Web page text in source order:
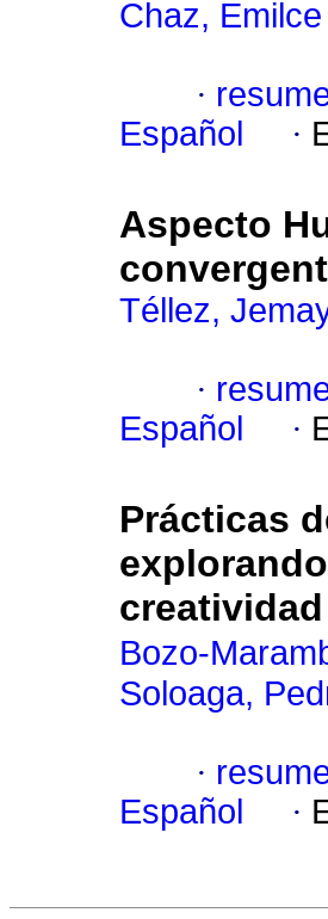
Chaz,
·
Español
·
Aspecto
Téllez,
·
Español
·
Prácticas
creatividad
Bozo-
Soloaga,
·
Español
·